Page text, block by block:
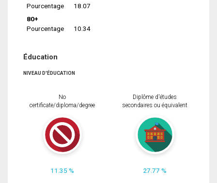
Pourcentage
18.07
80+
Pourcentage
10.34
Éducation
NIVEAU D'ÉDUCATION
No
certificate/diploma/degree
11.35 %
Diplôme d'études
secondaires ou équivalent
27.77 %